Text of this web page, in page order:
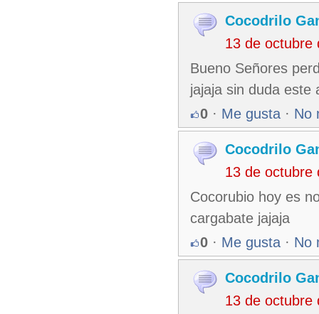
Cocodrilo
13 de octubre
Bueno Señores
jajaja sin duda este
0 · Me gusta · No
Cocodrilo
13 de octubre
Cocorubio hoy es
cargabate jajaja
0 · Me gusta · No
Cocodrilo
13 de octubre